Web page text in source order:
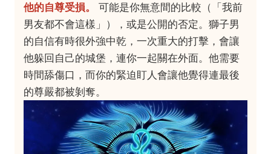
他的自尊受損。
可能是你無意間的比較（「我前
男友都不會這樣」），或是公開的否定。獅子男
的自信有時很外強中乾，一次重大的打擊，會讓
他躲回自己的城堡，連你一起關在外面。他需要
時間舔傷口，而你的緊迫盯人會讓他覺得連最後
的尊嚴都被剝奪。